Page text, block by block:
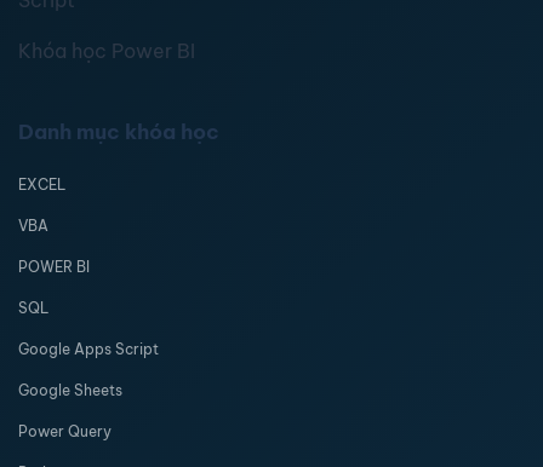
Khóa học Power BI
Danh mục khóa học
EXCEL
VBA
POWER BI
SQL
Google Apps Script
Google Sheets
Power Query